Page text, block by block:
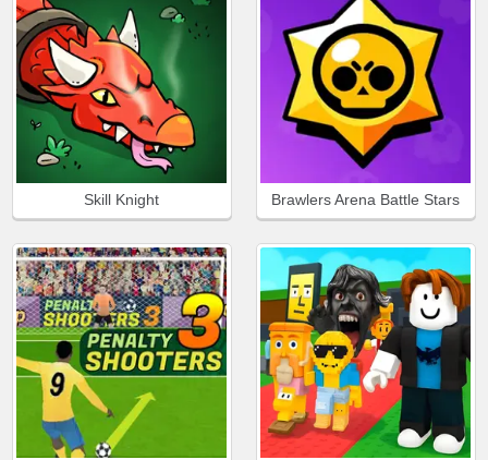
Skill Knight Brawlers Arena Battle Stars